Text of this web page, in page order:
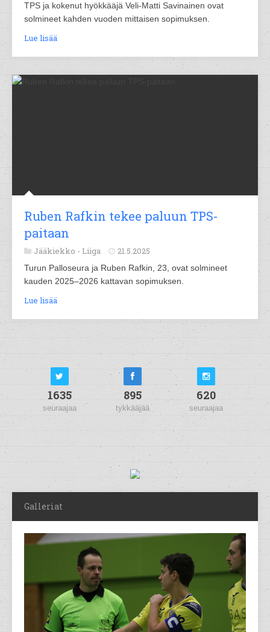
TPS ja kokenut hyökkääjä Veli-Matti Savinainen ovat
solmineet kahden vuoden mittaisen sopimuksen.
Lue lisää
Ruben Rafkin tekee paluun TPS-
paitaan
Jääkiekko - Liiga 21.5.2025
Turun Palloseura ja Ruben Rafkin, 23, ovat solmineet
kauden 2025–2026 kattavan sopimuksen.
Lue lisää
1635
seuraajaa
895
tykkääjää
620
seuraajaa
Galleriat